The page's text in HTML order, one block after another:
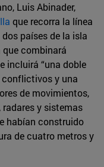
Luis Abinader,
que recorra la línea
países de la isla
que combinará
incluirá “una doble
conflictivos y una
de movimientos,
y sistemas
habían construido
de cuatro metros y